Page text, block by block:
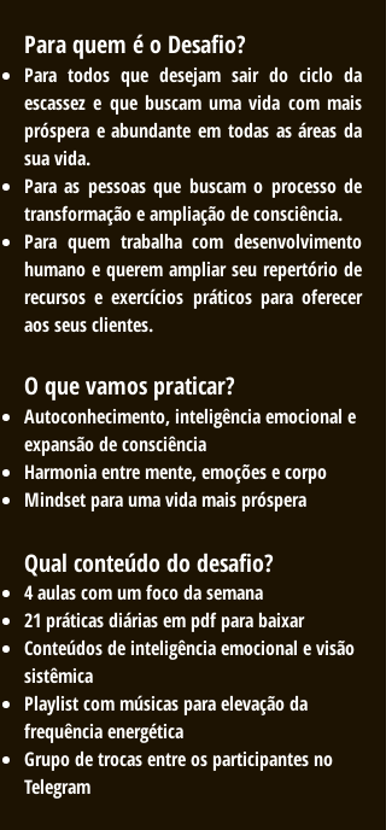
Para quem é o Desafio?
Para todos que desejam sair do ciclo da
escassez e que buscam uma vida com mais
próspera e abundante em todas as áreas da
sua vida.
Para as pessoas que buscam o processo de
transformação e ampliação de consciência.
Para quem trabalha com desenvolvimento
humano e querem ampliar seu repertório de
recursos e exercícios práticos para oferecer
aos seus clientes.
O que vamos praticar?
Autoconhecimento, inteligência emocional e
expansão de consciência
Harmonia entre mente, emoções e corpo
Mindset para uma vida mais próspera
Qual conteúdo do desafio?
4 aulas com um foco da semana
21 práticas diárias em pdf para baixar
Conteúdos de inteligência emocional e visão
sistêmica
Playlist com músicas para elevação da
frequência energética
Grupo de trocas entre os participantes no
Telegram